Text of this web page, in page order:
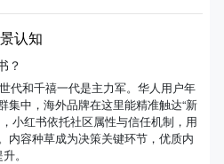
认知
？
代和千禧一代是主力军。华人用户年
集中，海外品牌在这里能精准触达“新
小红书依托社区属性与信任机制，用
内容种草成为决策关键环节，优质内
。